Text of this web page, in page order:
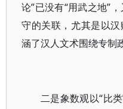
论”已没有“用武之地”
守的关联，尤其是以汉
涵了汉人文术围绕专制
二是象数观以“比